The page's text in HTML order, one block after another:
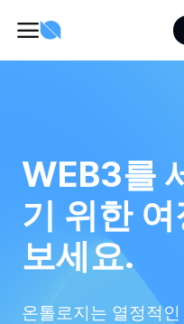
WEB3를
기 위한
보세요.
온톨로지는 열정적